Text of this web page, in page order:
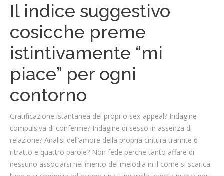
Il indice suggestivo
cosicche preme
istintivamente “mi
piace” per ogni
contorno
Gratificazione istantanea del proprio sex-appeal? Indagine
compulsiva di conferme? Indagine di sesso in assenza di
relazione? Analisi dell’amore della propria cintura tramite 6
ritratto e quattro parole? Non fede perche tanto affare di
nessuno associarsi nel merito del melodia in il come si scarica